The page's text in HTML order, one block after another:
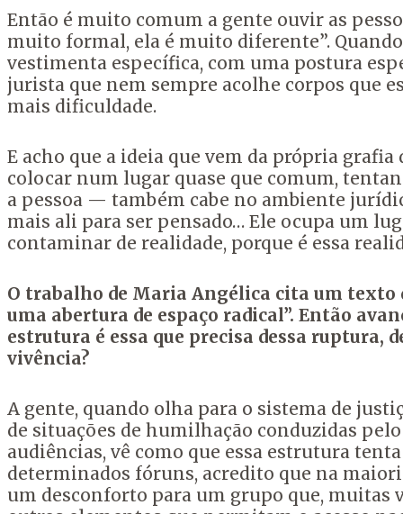
Então é muito comum a gente ouvir as
muito formal, ela é muito diferente”.
vestimenta específica, com uma postura
jurista que nem sempre acolhe corpos que
mais dificuldade.
E acho que a ideia que vem da própria grafia
colocar num lugar quase que comum,
a pessoa — também cabe no ambiente
mais ali para ser pensado… Ele ocupa um
contaminar de realidade, porque é essa
O trabalho de Maria Angélica cita um texto
uma abertura de espaço radical”. Então
estrutura é essa que precisa dessa ruptura,
vivência?
A gente, quando olha para o sistema de
de situações de humilhação conduzidas
audiências, vê como que essa estrutura
determinados fóruns, acredito que na
um desconforto para um grupo que, muitas